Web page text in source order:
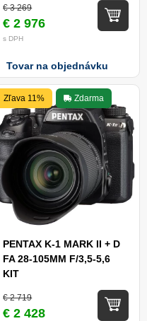
€ 3 269
€ 2 976
s DPH
Tovar na objednávku
Zľava 11% Zdarma
PENTAX K-1 MARK II + D
FA 28-105MM F/3,5-5,6
KIT
€ 2 719
€ 2 428